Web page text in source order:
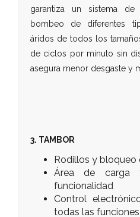
garantiza un sistema
bombeo de diferentes
áridos de todos los
de ciclos por minuto sin
asegura menor desgaste y
3. TAMBOR
Rodillos y bloqueo
Área de carga
funcionalidad
Control
todas las